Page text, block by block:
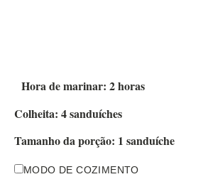
Hora de marinar: 2horas
Colheita: 4sanduíches
Tamanho da porção: 1 sanduíche
MODO DE COZIMENTO